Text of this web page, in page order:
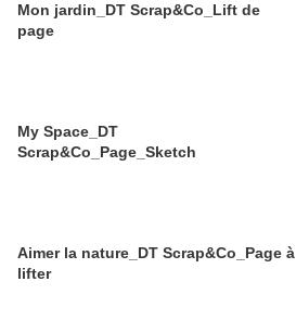
Mon jardin_DT Scrap&Co_Lift de
page
My Space_DT
Scrap&Co_Page_Sketch
Aimer la nature_DT Scrap&Co_Page à
lifter